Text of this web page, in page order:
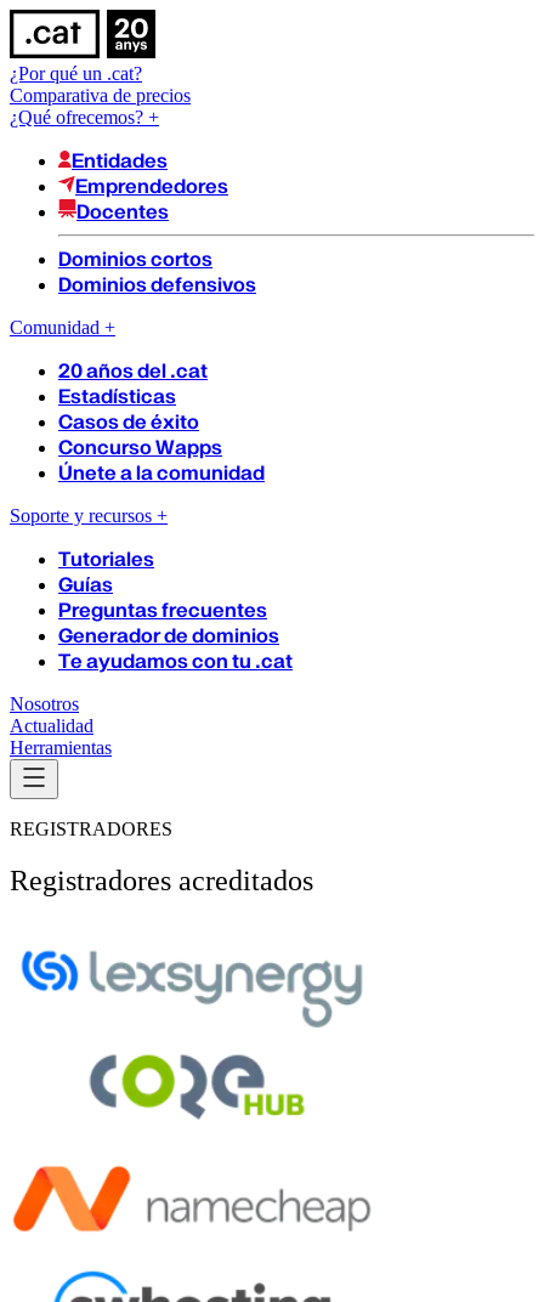
¿Por qué un .cat?
Comparativa de precios
¿Qué ofrecemos? +
Entidades
Emprendedores
Docentes
Dominios cortos
Dominios defensivos
Comunidad +
20 años del .cat
Estadísticas
Casos de éxito
Concurso Wapps
Únete a la comunidad
Soporte y recursos +
Tutoriales
Guías
Preguntas frecuentes
Generador de dominios
Te ayudamos con tu .cat
Nosotros
Actualidad
Herramientas
REGISTRADORES
Registradores acreditados